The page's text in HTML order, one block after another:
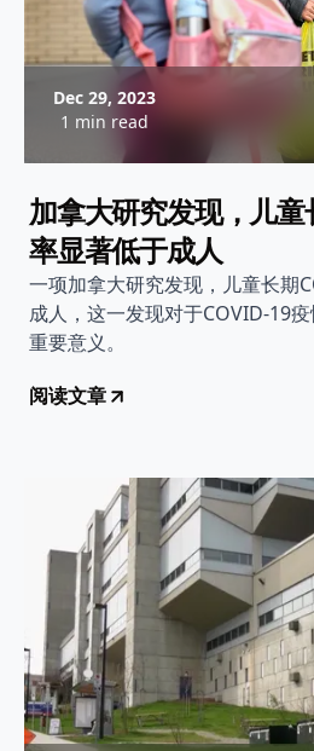
Dec 29, 2023
1 min read
加拿大研究发现，儿
率显著低于成人
一项加拿大研究发现，儿童长期
成人，这一发现对于COVID-19
重要意义。
阅读文章